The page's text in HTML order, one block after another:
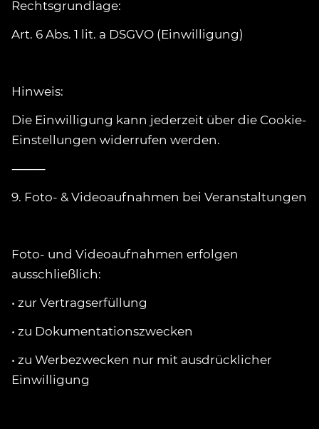
Rechtsgrundlage:
Art. 6 Abs. 1 lit. a DSGVO (Einwilligung)
Hinweis:
Die Einwilligung kann jederzeit über die Cookie-
Einstellungen widerrufen werden.
⸻
9. Foto- & Videoaufnahmen bei Veranstaltungen
Foto- und Videoaufnahmen erfolgen
ausschließlich:
• zur Vertragserfüllung
• zu Dokumentationszwecken
• zu Werbezwecken nur mit ausdrücklicher
Einwilligung